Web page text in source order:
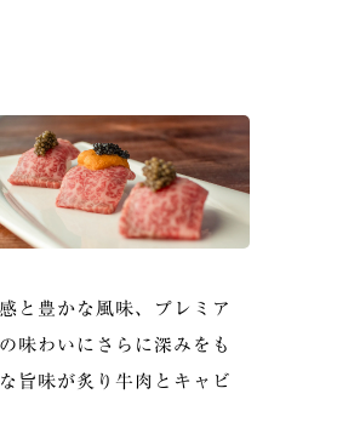
と豊かな風味、プレミア
味わいにさらに深みをも
旨味が炙り牛肉とキャビ